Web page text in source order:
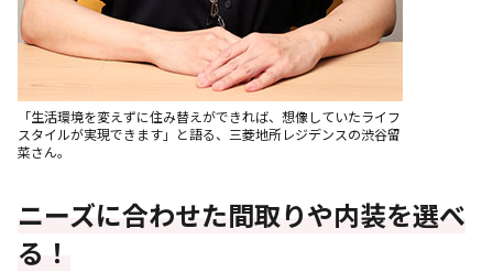
「生活環境を変えずに住み替えができれば、想像していたライフ
スタイルが実現できます」と語る、三菱地所レジデンスの渋谷留
菜さん。
ニーズに合わせた間取りや内装を選べ
る！